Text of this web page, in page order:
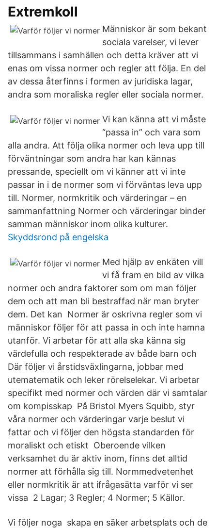
Extremkoll
Människor är som bekant
sociala varelser, vi lever
tillsammans i samhällen och detta kräver att vi
enas om vissa normer och regler att följa. En del
av dessa återfinns i formen av juridiska lagar,
andra som moraliska regler eller sociala normer.
Vi kan känna att vi måste
“passa in” och vara som
alla andra. Att följa olika normer och leva upp till
förväntningar som andra har kan kännas
pressande, speciellt om vi känner att vi inte
passar in i de normer som vi förväntas leva upp
till. Normer, normkritik och värderingar – en
sammanfattning Normer och värderingar binder
samman människor inom olika kulturer.
Skyddsrond på engelska
Med hjälp av enkäten vill
vi få fram en bild av vilka
normer och andra faktorer som om man följer
dem och att man bli bestraffad när man bryter
dem. Det kan Normer är oskrivna regler som vi
människor följer för att passa in och inte hamna
utanför. Vi arbetar för att alla ska känna sig
värdefulla och respekterade av både barn och
Där följer vi årstidsväxlingarna, jobbar med
utematematik och leker rörelselekar. Vi arbetar
specifikt med normer och värden där vi samtalar
om kompisskap På Bristol Myers Squibb, styr
våra normer och värderingar varje beslut vi
fattar och vi följer den högsta standarden för
moraliskt och etiskt Oberoende vilken
verksamhet du är aktiv inom, finns det alltid
normer att förhålla sig till. Normmedvetenhet
eller normkritik är att ifrågasätta varför vi ser
vissa 2 Lagar; 3 Regler; 4 Normer; 5 Källor.
Vi följer noga skapa en säker arbetsplats och de